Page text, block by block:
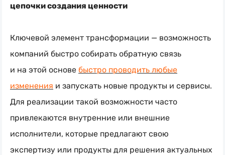
цепочки создания ценности
Ключевой элемент трансформации — возможность
компаний быстро собирать обратную связь
и на этой основе быстро проводить любые
изменения и запускать новые продукты и сервисы.
Для реализации такой возможности часто
привлекаются внутренние или внешние
исполнители, которые предлагают свою
экспертизу или продукты для решения актуальных